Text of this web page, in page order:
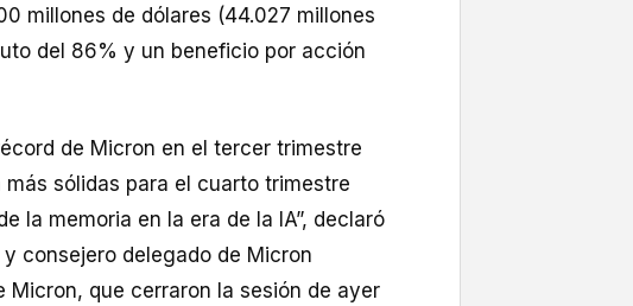
millones de dólares (44.027 millones
del 86% y un beneficio por acción
de Micron en el tercer trimestre
sólidas para el cuarto trimestre
la memoria en la era de la IA”, declaró
consejero delegado de Micron
Micron, que cerraron la sesión de ayer